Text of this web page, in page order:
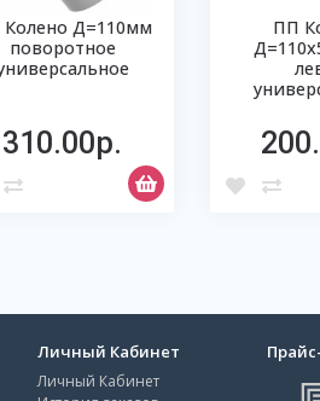
Д=110мм
поворотное
310.00р.
ПП
Личный Кабинет
Личный Кабинет